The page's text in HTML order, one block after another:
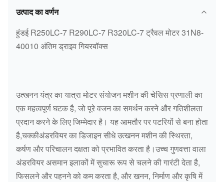
उत्पाद का वर्णन
हुंडई R250LC-7 R290LC-7 R320LC-7 ट्रैवल मोटर 31N8-
40010 अंतिम ड्राइव गियरबॉक्स
उत्खनन यंत्र का यात्रा मोटर संयोजन मशीन की चेसिस प्रणाली का
एक महत्वपूर्ण घटक है, जो पूरे वजन का समर्थन करने और गतिशीलता
प्रदान करने के लिए जिम्मेदार है। यह आमतौर पर पटरियों से बना होता
है,चक्कीअंडरवियर का डिजाइन सीधे उत्खनन मशीन की स्थिरता,
कर्षण और परिचालन दक्षता को प्रभावित करता है।उच्च गुणवत्ता वाला
अंडरवियर असमान इलाकों में सुचारू रूप से चलने की गारंटी देता है,
फिसलने और पहनने को कम करता है, और खनन, निर्माण और कृषि में